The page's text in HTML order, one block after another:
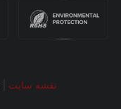
نقشه سایت